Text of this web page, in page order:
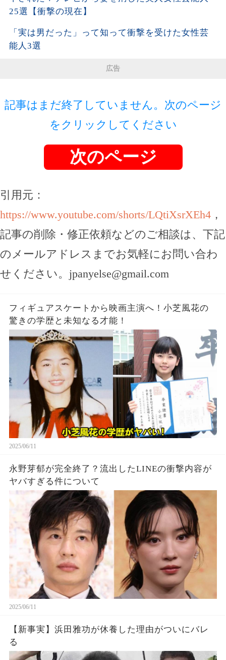
25選【衝撃の現在】
「実は男だった」って知って衝撃を受けた女性芸
能人3選
広告
記事はまだ終了していません。次のページ
をクリックしてください
次のページ
引用元：
https://www.youtube.com/shorts/LQtiXsrXEh4 ，
記事の削除・修正依頼などのご相談は、下記
のメールアドレスまでお気軽にお問い合わ
せください。 jpanyelse@gmail.com
フィギュアスケートから映画主演へ！小芝風花の
驚きの学歴と未知なる才能！
2025/06/11
永野芽郁が完全終了？流出したLINEの衝撃内容が
ヤバすぎる件について
2025/06/11
【新事実】浜田雅功が休養した理由がついにバレ
る